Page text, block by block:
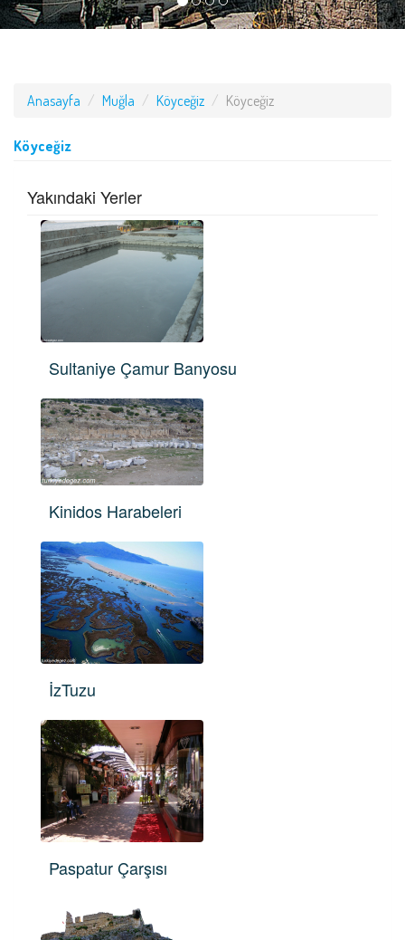
Anasayfa Muğla Köyceğiz Köyceğiz
Köyceğiz
Yakındaki Yerler
Sultaniye Çamur Banyosu
Kinidos Harabeleri
İzTuzu
Paspatur Çarşısı